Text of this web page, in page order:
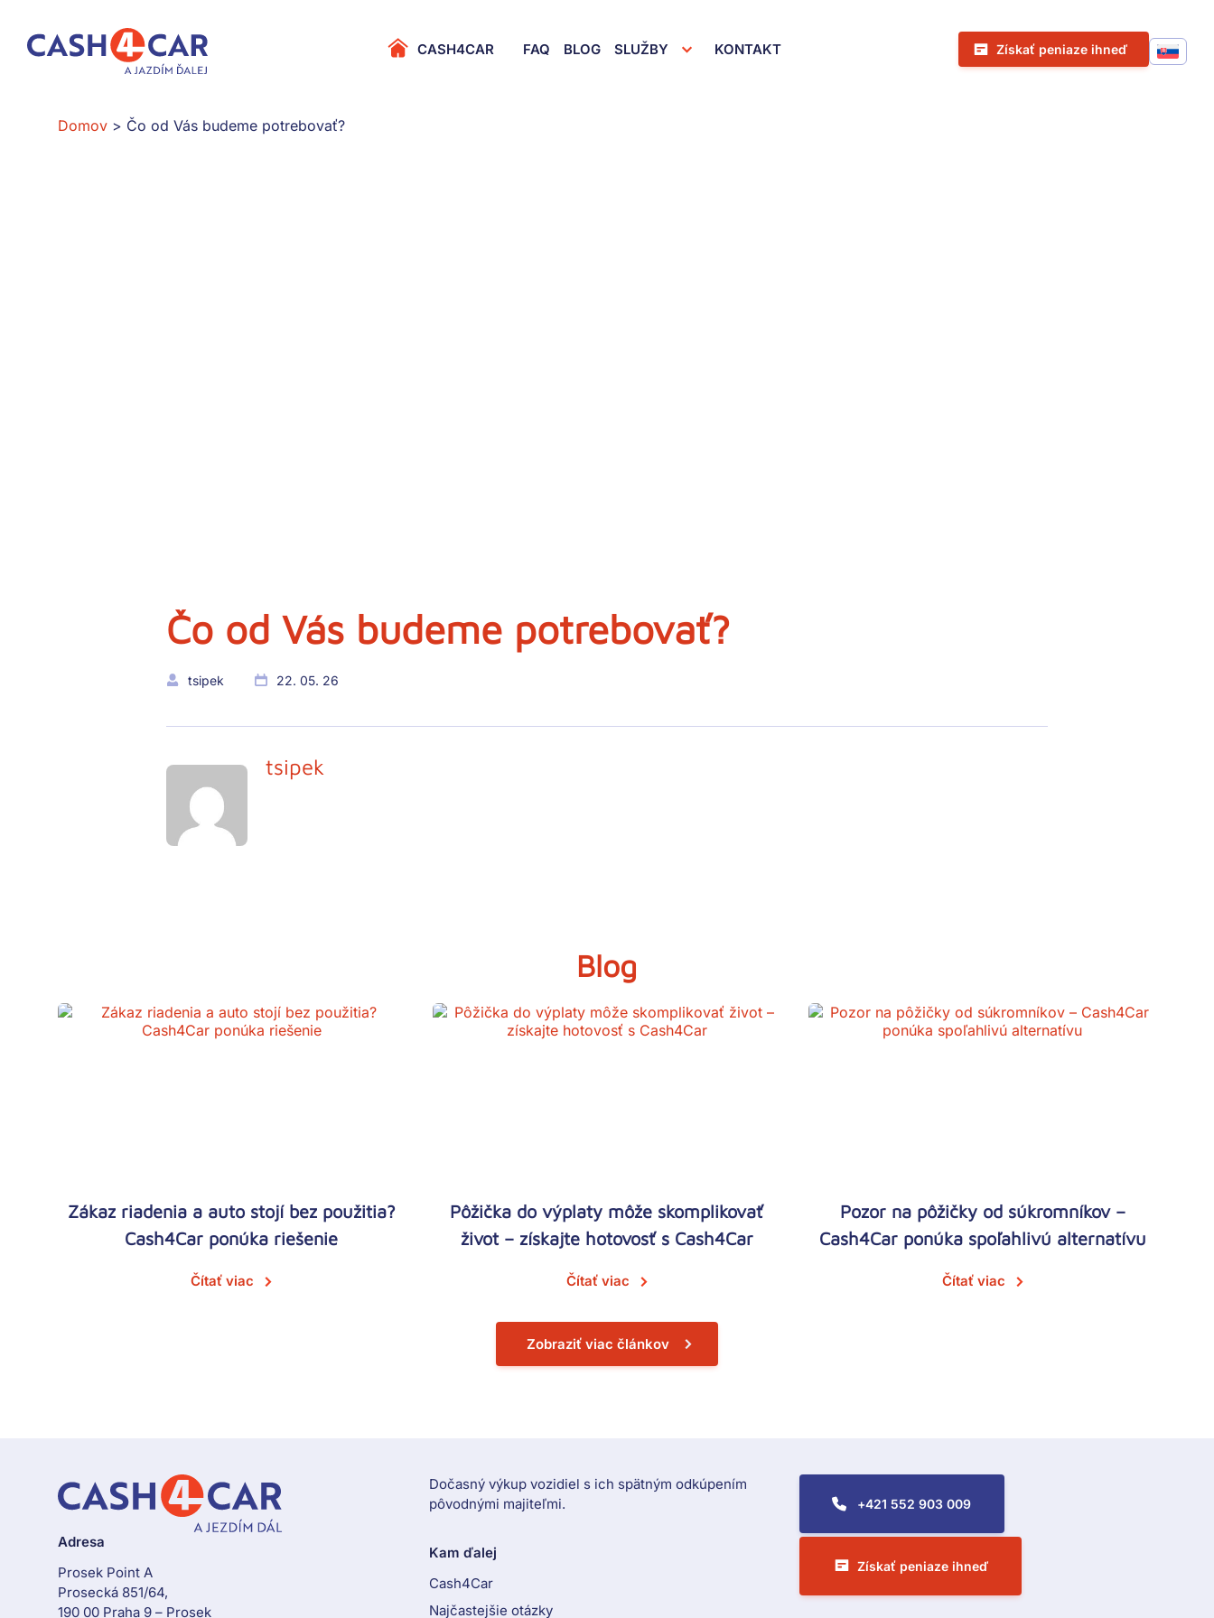
CASH4CAR FAQ BLOG SLUŽBY KONTAKT
Call To Action Menu
Získať peniaze ihneď
Domov Čo od Vás budeme potrebovať?
Čo od Vás budeme potrebovať?
tsipek 22. 05. 26
tsipek
Blog
Zákaz riadenia a auto stojí bez použitia?
Cash4Car ponúka riešenie
Čítať viac
Pôžička do výplaty môže skomplikovať
život – získajte hotovosť s Cash4Car
Čítať viac
Pozor na pôžičky od súkromníkov –
Cash4Car ponúka spoľahlivú alternatívu
Čítať viac
Zobraziť viac článkov
Adresa
Prosek Point A
Prosecká 851/64,
190 00 Praha 9 – Prosek
Dočasný výkup vozidiel s ich spätným odkúpením
pôvodnými majiteľmi.
Kam ďalej
Cash4Car
Najčastejšie otázky
Call To Action Menu
+421 552 903 009
Získať peniaze ihneď